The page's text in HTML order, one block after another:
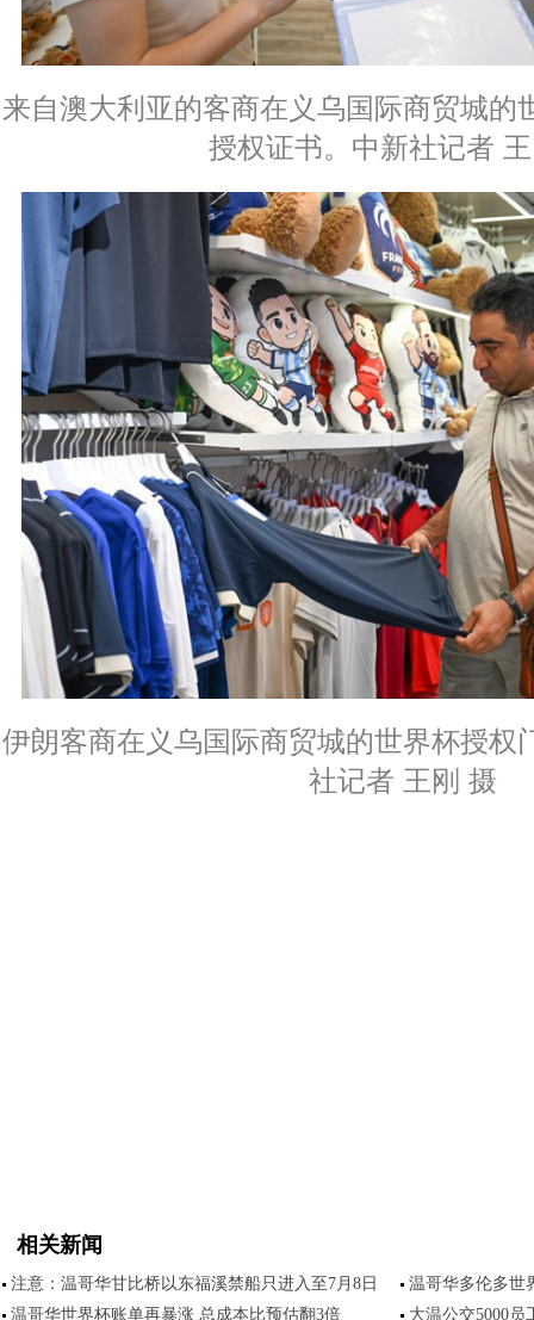
来自澳大利亚的客商在义乌国际商贸城的
授权证书。中新社记者
伊朗客商在义乌国际商贸城的世界杯授权
社记者 王刚 摄
相关新闻
注意：温哥华甘比桥以东福溪禁船只进入至7月8日
温哥华多伦多世
温哥华世界杯账单再暴涨 总成本比预估翻3倍
大温公交5000员